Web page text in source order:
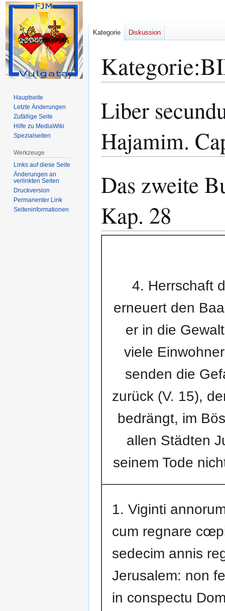
Kategorie:
Navigation
Suche
Liber
Hajamim.
Das zweite
Kap. 28
4. Herrschaft
erneuert den
er in die
viele
senden die
zurück (V. 15),
bedrängt, im
allen Städten
seinem Tode
1. Viginti
cum regnare
sedecim annis
Jerusalem: non
in conspectu
Kategorie Diskussion
Hauptseite
Letzte Änderungen
Zufällige Seite
Hilfe zu MediaWiki
Spezialseiten
Werkzeuge
Links auf diese Seite
Änderungen an
verlinkten Seiten
Druckversion
Permanenter Link
Seiten­­informationen